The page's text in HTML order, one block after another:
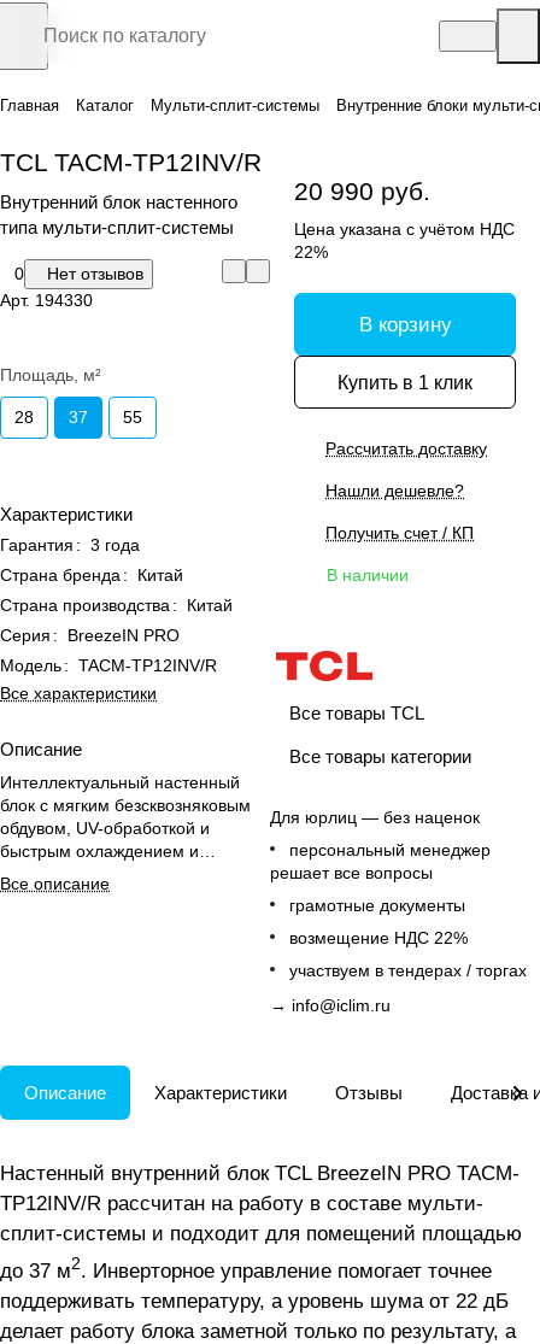
Главная Каталог Мульти-сплит-системы Внутренние блоки мульти-
TCL TACM-TP12INV/R
Внутренний блок настенного
типа мульти-сплит-системы
0
Нет отзывов
Арт. 194330
Площадь, м²
28 37 55
Характеристики
Гарантия : 3 года
Страна бренда :
Китай
Страна производства :
Китай
Серия :
BreezeIN PRO
Модель: TACM-TP12INV/R
Все характеристики
Описание
Интеллектуальный настенный
блок с мягким безсквозняковым
обдувом, UV-обработкой и
быстрым охлаждением и
обогревом для офиса.
Все описание
20 990 руб.
Цена указана с учётом НДС
22%
В корзину
Купить в 1 клик
Рассчитать доставку
Нашли дешевле?
Получить счет / КП
В наличии
Все товары TCL
Все товары категории
Для юрлиц — без наценок
персональный менеджер
решает все вопросы
грамотные документы
возмещение НДС 22%
участвуем в тендерах / торгах
→ info@iclim.ru
Описание Характеристики Отзывы Доставка
Настенный внутренний блок TCL BreezeIN PRO TACM-
TP12INV/R рассчитан на работу в составе мульти-
сплит-системы и подходит для помещений площадью
до 37 м2. Инверторное управление помогает точнее
поддерживать температуру, а уровень шума от 22 дБ
делает работу блока заметной только по результату, а